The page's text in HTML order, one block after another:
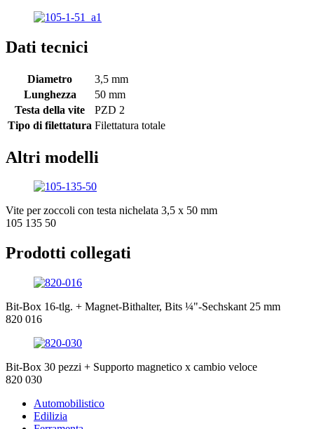
Dati tecnici
Diametro
3,5 mm
Lunghezza
50 mm
Testa della vite
PZD 2
Tipo di filettatura Filettatura totale
Altri modelli
Vite per zoccoli con testa nichelata 3,5 x 50 mm
105 135 50
Prodotti collegati
Bit-Box 16-tlg. + Magnet-Bithalter, Bits ¼"-Sechskant 25 mm
820 016
Bit-Box 30 pezzi + Supporto magnetico x cambio veloce
820 030
Automobilistico
Edilizia